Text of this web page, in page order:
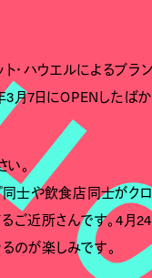
ハウエルによるブラ
月7日にOPENしたば
。
同士や飲食店同士が
近所さんです。4月
のが楽しみです。